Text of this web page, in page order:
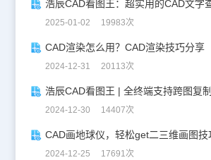
2025-01-02 19983次
CAD渲染怎么用？CAD渲染技巧分享
2024-12-31 20113次
浩辰CAD看图王 | 全终端支持跨图复制
2024-12-30 14407次
CAD画地球仪，轻松get二三维画图技
2024-12-25 17691次